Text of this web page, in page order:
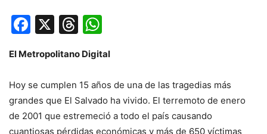
Facebook
X Threads
El Metropolitano Digital
Hoy se cumplen 15 años de una de las tragedias más
grandes que El Salvado ha vivido. El terremoto de enero
de 2001 que estremeció a todo el país causando
cuantiosas pérdidas económicas y más de 650 víctimas